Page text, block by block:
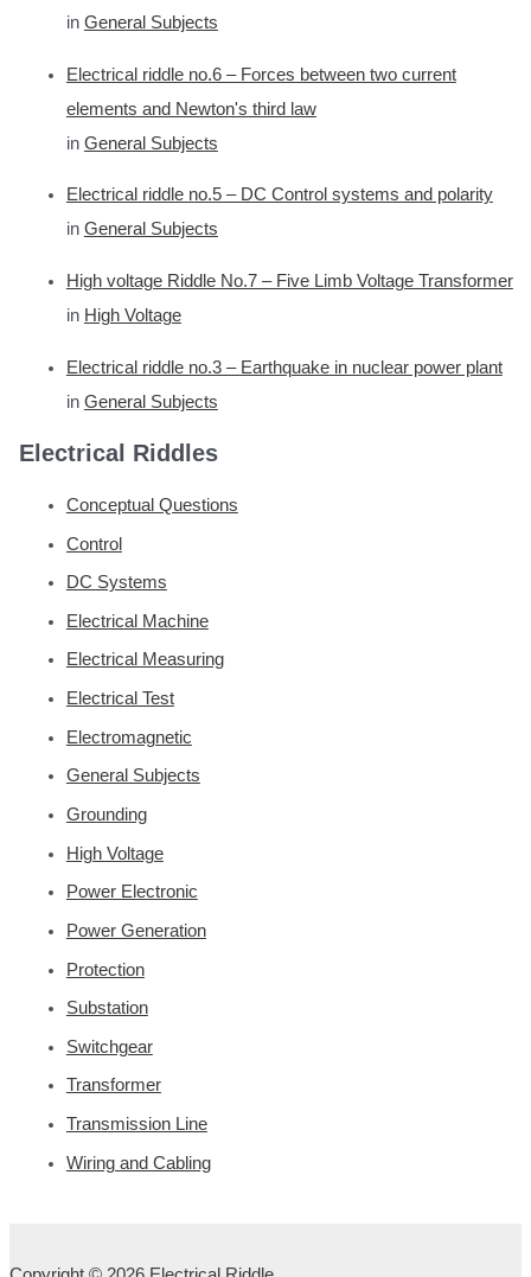
in General Subjects
Electrical riddle no.6 – Forces between two current
elements and Newton's third law
in General Subjects
Electrical riddle no.5 – DC Control systems and polarity
in General Subjects
High voltage Riddle No.7 – Five Limb Voltage Transformer
in High Voltage
Electrical riddle no.3 – Earthquake in nuclear power plant
in General Subjects
Electrical Riddles
Conceptual Questions
Control
DC Systems
Electrical Machine
Electrical Measuring
Electrical Test
Electromagnetic
General Subjects
Grounding
High Voltage
Power Electronic
Power Generation
Protection
Substation
Switchgear
Transformer
Transmission Line
Wiring and Cabling